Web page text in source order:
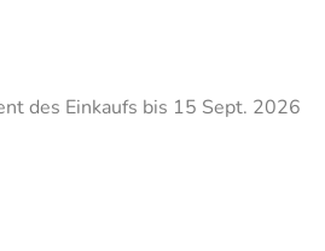
des Einkaufs bis 15 Sept. 2026